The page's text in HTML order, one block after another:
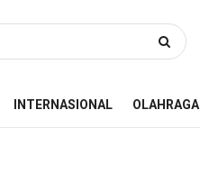
INTERNASIONAL OLAHRAGA